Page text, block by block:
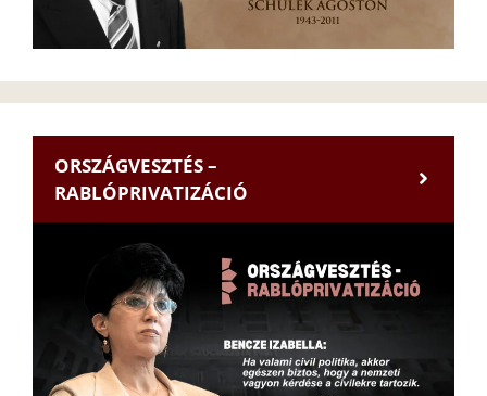
ORSZÁGVESZTÉS –
RABLÓPRIVATIZÁCIÓ